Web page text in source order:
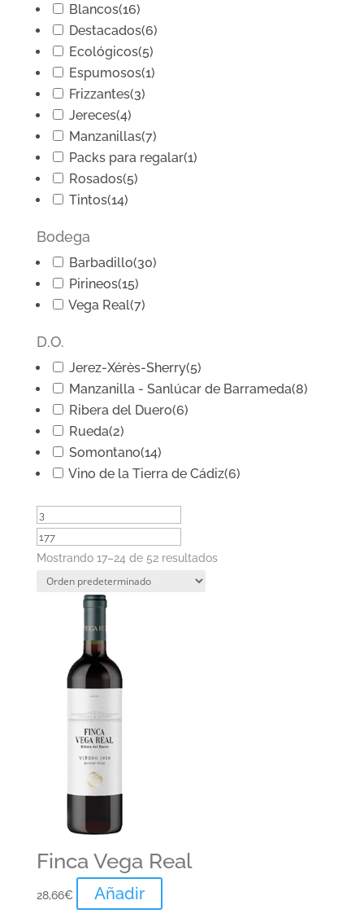
Blancos(16)
Destacados(6)
Ecológicos(5)
Espumosos(1)
Frizzantes(3)
Jereces(4)
Manzanillas(7)
Packs para regalar(1)
Rosados(5)
Tintos(14)
Bodega
Barbadillo(30)
Pirineos(15)
Vega Real(7)
D.O.
Jerez-Xérès-Sherry(5)
Manzanilla - Sanlúcar de Barrameda(8)
Ribera del Duero(6)
Rueda(2)
Somontano(14)
Vino de la Tierra de Cádiz(6)
Mostrando 17–24 de 52 resultados
Finca Vega Real
28,66€ Añadir